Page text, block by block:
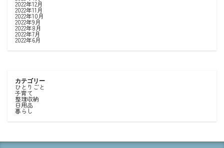
2022年12月
2022年11月
2022年10月
2022年9月
2022年8月
2022年7月
2022年6月
カテゴリー
ひとりごと
子育て
整理収納
日用品
暮らし